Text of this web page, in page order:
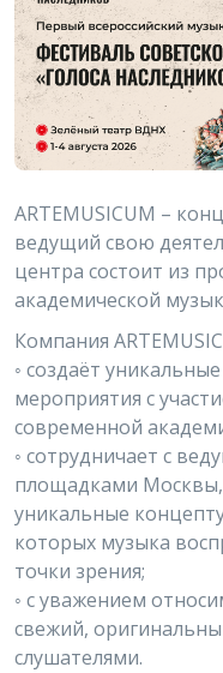
ARTEMUSICUM –
ведущий свою
центра состоит из
академической
Компания
◦ создаёт
мероприятия с
современной
◦ сотрудничает с
площадками
уникальные
которых музыка
точки зрения;
◦ с уважением
свежий,
слушателями.